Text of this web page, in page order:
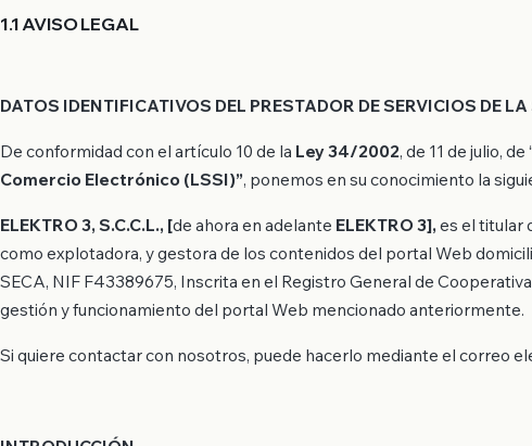
1.1 AVISO LEGAL
DATOS IDENTIFICATIVOS DEL PRESTADOR DE SERVICIOS DE
De conformidad con el artículo 10 de la Ley 34/2002, de 11 de julio, de “
Comercio Electrónico (LSSI)”, ponemos en su conocimiento la
ELEKTRO 3, S.C.C.L., [de ahora en adelante ELEKTRO 3], es el titular
como explotadora, y gestora de los contenidos del portal Web
SECA, NIF F43389675, Inscrita en el Registro General de
gestión y funcionamiento del portal Web mencionado anteriormente.
Si quiere contactar con nosotros, puede hacerlo mediante el correo